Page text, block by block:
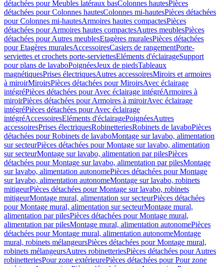
détachées pour Meubles latéraux basColonnes hautesPièces
détachées pour Colonnes hautesColonnes mi-hautesPièces détachées
pour Colonnes mi-hautesArmoires hautes compactesPièces
détachées pour Armoires hautes compactesAutres meublesPièces
détachées pour Autres meublesEtagères muralesPièces détachées
pour Etagères muralesAccessoiresCasiers de rangementPorte-
serviettes et crochets porte-serviettesEléments d'éclairageSupport
pour plans de lavaboPoignéesJeux de piedsTableaux
magnétiquesPrises électriquesAutres accessoiresMiroirs et armoires
à miroirMiroirsPièces détachées pour MiroirsAvec éclairage
intégréPièces détachées pour Avec éclairage intégréArmoires à
miroirPièces détachées pour Armoires à miroirAvec éclairage
intégréPièces détachées pour Avec éclairage
intégréAccessoiresEléments d'éclairagePoignéesAutres
accessoiresPrises électriquesRobinetteriesRobinets de lavaboPièces
détachées pour Robinets de lavaboMontage sur lavabo, alimentation
sur secteurPièces détachées pour Montage sur lavabo, alimentation
sur secteurMontage sur lavabo, alimentation par pilesPièces
détachées pour Montage sur lavabo, alimentation par pilesMontage
sur lavabo, alimentation autonomePièces détachées pour Montage
sur lavabo, alimentation autonomeMontage sur lavabo, robinets
mitigeurPièces détachées pour Montage sur lavabo, robinets
mitigeurMontage mural, alimentation sur secteurPièces détachées
pour Montage mural, alimentation sur secteurMontage mural,
alimentation par pilesPièces détachées pour Montage mural,
alimentation par pilesMontage mural, alimentation autonomePièces
détachées pour Montage mural, alimentation autonomeMontage
mural, robinets mélangeursPièces détachées pour Montage mural,
robinets mélangeursAutres robinetteriesPièces détachées pour Autres
robinetteriesPour zone extérieurePièces détachées pour Pour zone